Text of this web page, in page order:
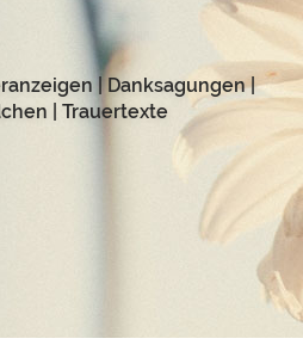
|Danksagungen|
Trauertexte